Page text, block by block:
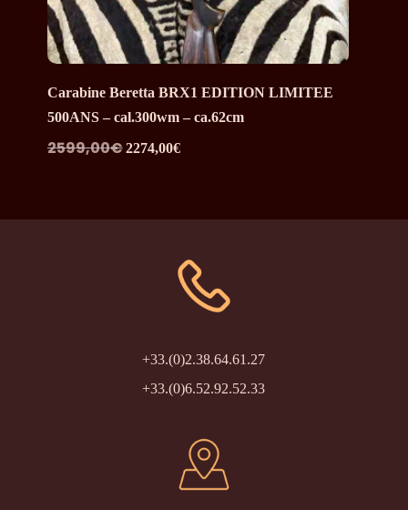
Carabine Beretta BRX1 EDITION LIMITEE
500ANS – cal.300wm – ca.62cm
2599,00€Le
était :
2274,00€Le
est :
+33.(0)2.38.64.61.27
+33.(0)6.52.92.52.33